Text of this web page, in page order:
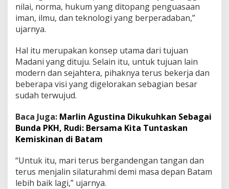
nilai, norma, hukum yang ditopang penguasaan
iman, ilmu, dan teknologi yang berperadaban,”
ujarnya.
Hal itu merupakan konsep utama dari tujuan
Madani yang dituju. Selain itu, untuk tujuan lain
modern dan sejahtera, pihaknya terus bekerja dan
beberapa visi yang digelorakan sebagian besar
sudah terwujud.
Baca Juga: Marlin Agustina Dikukuhkan Sebagai
Bunda PKH, Rudi: Bersama Kita Tuntaskan
Kemiskinan di Batam
“Untuk itu, mari terus bergandengan tangan dan
terus menjalin silaturahmi demi masa depan Batam
lebih baik lagi,” ujarnya.